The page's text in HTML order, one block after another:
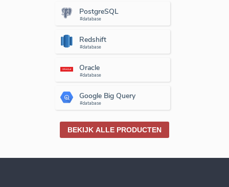
PostgreSQL
#database
Redshift
#database
Oracle
#database
Google Big Query
#database
BEKIJK ALLE PRODUCTEN